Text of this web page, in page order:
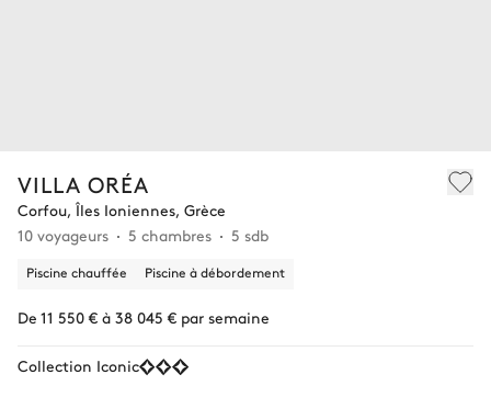
VILLA ORÉA
Corfou, Îles Ioniennes, Grèce
10 voyageurs
5 chambres 5 sdb
Piscine chauffée Piscine à débordement
De 11 550 € à 38 045 € par semaine
Collection Iconic